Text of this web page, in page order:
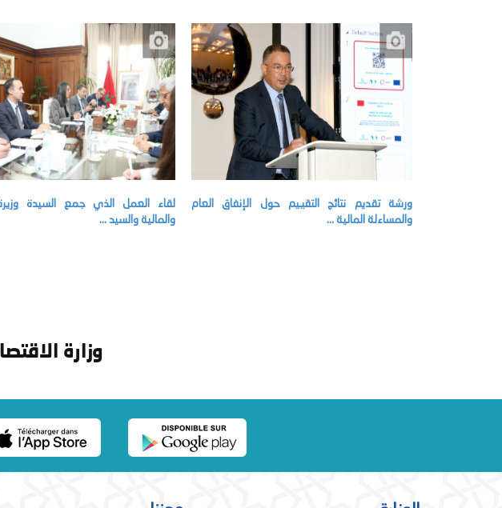
لقاء العمل الذي جمع السيدة وزيرة
والمالية والسيد ...
ورشة تقديم نتائج التقييم حول الإنفاق العام
والمساءلة المالية ...
وزارة